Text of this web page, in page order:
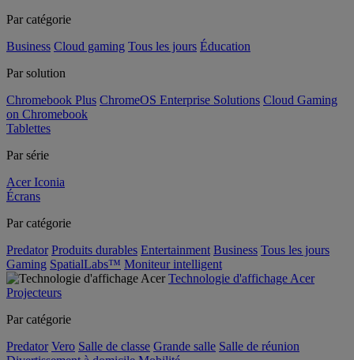
Par catégorie
Business Cloud gaming Tous les jours Éducation
Par solution
Chromebook Plus ChromeOS Enterprise Solutions Cloud Gaming
on Chromebook
Tablettes
Par série
Acer Iconia
Écrans
Par catégorie
Predator Produits durables Entertainment Business Tous les jours
Gaming SpatialLabs™ Moniteur intelligent
Technologie d'affichage Acer
Projecteurs
Par catégorie
Predator Vero Salle de classe Grande salle Salle de réunion